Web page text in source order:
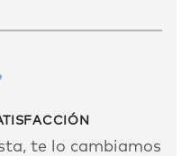
te lo cambiamos